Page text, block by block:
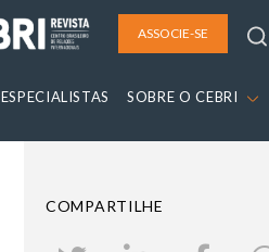
ASSOCIE-SE
ESPECIALISTAS SOBRE O CEBRI
COMPARTILHE